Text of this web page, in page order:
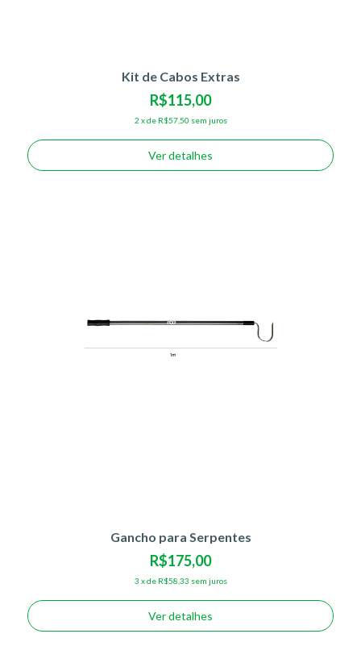
Kit de Cabos Extras
R$115,00
2 xde R$57,50 sem juros
Ver detalhes
Gancho para Serpentes
R$175,00
3 xde R$58,33 sem juros
Ver detalhes